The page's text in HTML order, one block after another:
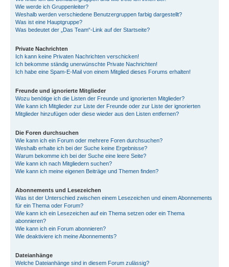
Wie werde ich Gruppenleiter?
Weshalb werden verschiedene Benutzergruppen farbig dargestellt?
Was ist eine Hauptgruppe?
Was bedeutet der „Das Team“-Link auf der Startseite?
Private Nachrichten
Ich kann keine Privaten Nachrichten verschicken!
Ich bekomme ständig unerwünschte Private Nachrichten!
Ich habe eine Spam-E-Mail von einem Mitglied dieses Forums erhalten!
Freunde und ignorierte Mitglieder
Wozu benötige ich die Listen der Freunde und ignorierten Mitglieder?
Wie kann ich Mitglieder zur Liste der Freunde oder zur Liste der ignorierten
Mitglieder hinzufügen oder diese wieder aus den Listen entfernen?
Die Foren durchsuchen
Wie kann ich ein Forum oder mehrere Foren durchsuchen?
Weshalb erhalte ich bei der Suche keine Ergebnisse?
Warum bekomme ich bei der Suche eine leere Seite?
Wie kann ich nach Mitgliedern suchen?
Wie kann ich meine eigenen Beiträge und Themen finden?
Abonnements und Lesezeichen
Was ist der Unterschied zwischen einem Lesezeichen und einem Abonnements
für ein Thema oder Forum?
Wie kann ich ein Lesezeichen auf ein Thema setzen oder ein Thema
abonnieren?
Wie kann ich ein Forum abonnieren?
Wie deaktiviere ich meine Abonnements?
Dateianhänge
Welche Dateianhänge sind in diesem Forum zulässig?